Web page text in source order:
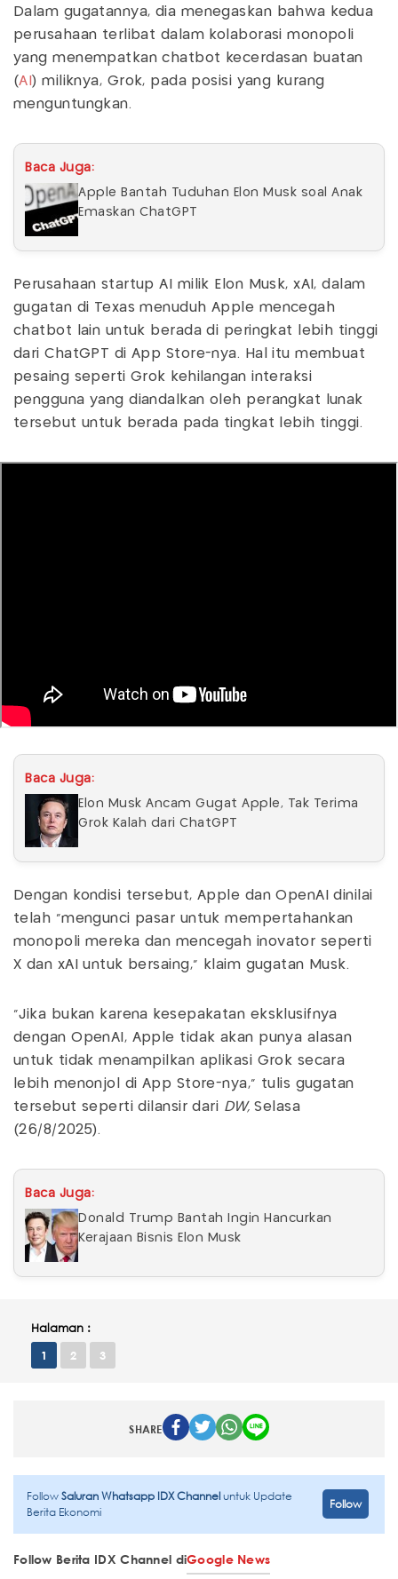
Dalam gugatannya, dia menegaskan bahwa kedua
perusahaan terlibat dalam kolaborasi monopoli
yang menempatkan chatbot kecerdasan buatan
(AI ) miliknya, Grok, pada posisi yang kurang
menguntungkan.
Baca Juga:
Apple Bantah Tuduhan Elon Musk soal Anak
Emaskan ChatGPT
Perusahaan startup AI milik Elon Musk, xAI, dalam
gugatan di Texas menuduh Apple mencegah
chatbot lain untuk berada di peringkat lebih tinggi
dari ChatGPT di App Store-nya. Hal itu membuat
pesaing seperti Grok kehilangan interaksi
pengguna yang diandalkan oleh perangkat lunak
tersebut untuk berada pada tingkat lebih tinggi.
Baca Juga:
Elon Musk Ancam Gugat Apple, Tak Terima
Grok Kalah dari ChatGPT
Dengan kondisi tersebut, Apple dan OpenAI dinilai
telah "mengunci pasar untuk mempertahankan
monopoli mereka dan mencegah inovator seperti
X dan xAI untuk bersaing," klaim gugatan Musk.
"Jika bukan karena kesepakatan eksklusifnya
dengan OpenAI, Apple tidak akan punya alasan
untuk tidak menampilkan aplikasi Grok secara
lebih menonjol di App Store-nya," tulis gugatan
tersebut seperti dilansir dari DW,Selasa
(26/8/2025).
Baca Juga:
Donald Trump Bantah Ingin Hancurkan
Kerajaan Bisnis Elon Musk
Halaman :
1 2 3
SHARE
FollowSaluran Whatsapp IDX Channeluntuk Update
Berita Ekonomi
Follow
Follow Berita IDX Channel diGoogle News